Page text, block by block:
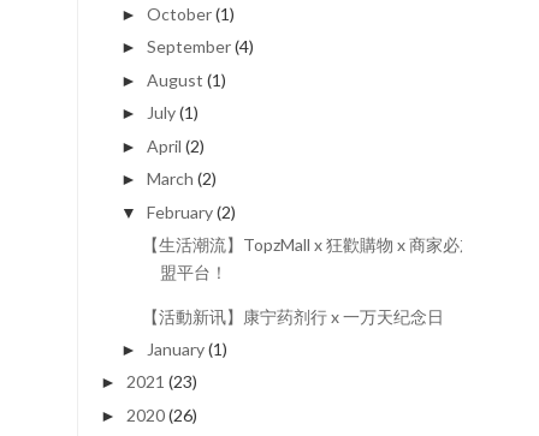
► October(1)
► September(4)
► August (1)
► July(1)
► April (2)
► March (2)
▼ February(2)
【生活潮流】TopzMall x 狂歡購物 x 商家必加
盟平台！
【活動新讯】康宁药剂行 x 一万天纪念日
► January(1)
► 2021 (23)
► 2020(26)